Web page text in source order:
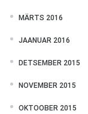
MÄRTS 2016
JAANUAR 2016
DETSEMBER 2015
NOVEMBER 2015
OKTOOBER 2015